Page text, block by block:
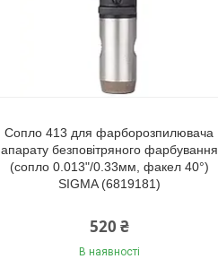
Сопло 413 для фарборозпилювача
апарату безповітряного фарбування
(сопло 0.013"/0.33мм, факел 40°)
SIGMA (6819181)
520 ₴
В наявності